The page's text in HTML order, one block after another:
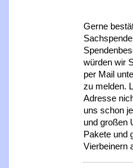
Gerne
würden wir
per Mail
zu melden.
Adresse
uns schon
und großen
Pakete und
Vierbeinern